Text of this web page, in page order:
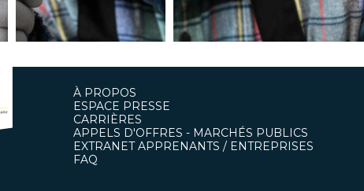
À PROPOS
ESPACE PRESSE
CARRIÈRES
APPELS D'OFFRES - MARCHÉS PUBLICS
EXTRANET APPRENANTS / ENTREPRISES
FAQ